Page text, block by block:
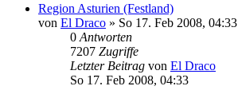
Region Asturien (Festland)
von El Draco » So 17. Feb 2008, 04:33
0 Antworten
7207 Zugriffe
Letzter Beitrag von El Draco
So 17. Feb 2008, 04:33